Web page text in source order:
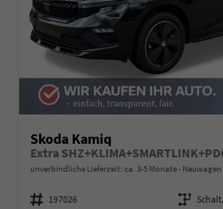
Skoda Kamiq
Extra
unverbindliche Lieferzeit: ca. 3-5 Monate Neuwagen
Fahrzeugnummer 197026 Getriebe